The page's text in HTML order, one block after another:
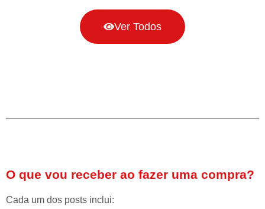
Ver Todos
O que vou receber ao fazer uma compra?
Cada um dos posts inclui: